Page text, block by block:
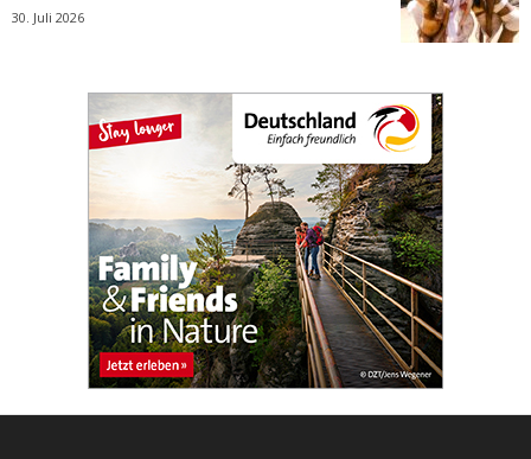
30. Juli 2026